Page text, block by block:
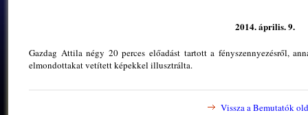
2014. április. 9.
Gazdag Attila négy 20 perces előadást tartott a fényszennyezésről,
elmondottakat vetített képekkel illusztrálta.
Vissza a Bemutatók